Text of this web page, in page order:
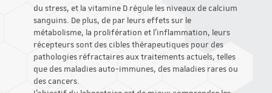
du stress, et la vitamine D régule les niveaux de calcium
sanguins. De plus, de par leurs effets sur le
métabolisme, la prolifération et l’inflammation, leurs
récepteurs sont des cibles thérapeutiques pour des
pathologies réfractaires aux traitements actuels, telles
que des maladies auto-immunes, des maladies rares ou
des cancers.